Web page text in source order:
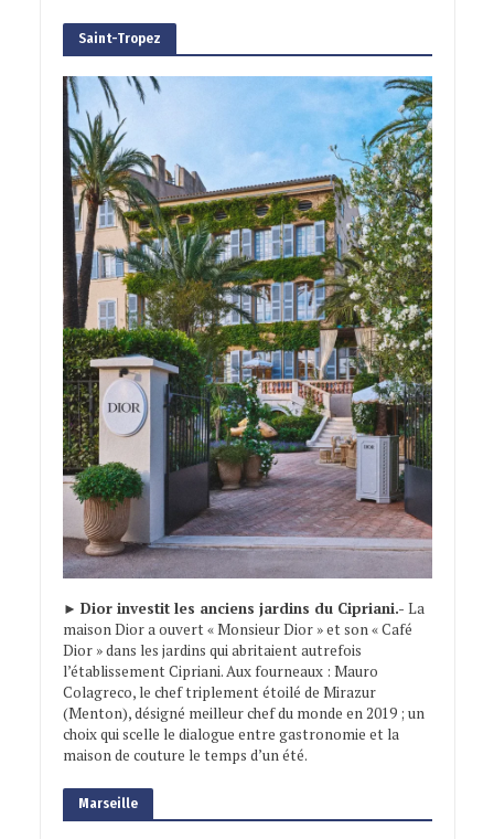
Saint-Tropez
► Dior investit les anciens jardins du Cipriani.- La
maison Dior a ouvert « Monsieur Dior » et son « Café
Dior » dans les jardins qui abritaient autrefois
l’établissement Cipriani. Aux fourneaux : Mauro
Colagreco, le chef triplement étoilé de Mirazur
(Menton), désigné meilleur chef du monde en 2019 ; un
choix qui scelle le dialogue entre gastronomie et la
maison de couture le temps d’un été.
Marseille